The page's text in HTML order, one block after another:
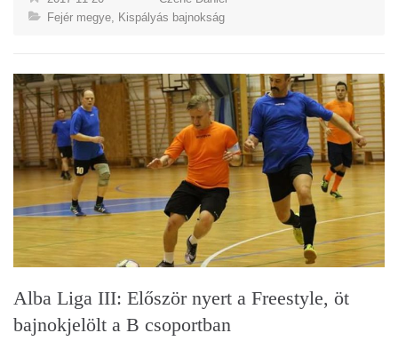
Fejér megye
Kispályás bajnokság
Alba Liga III: Először nyert a Freestyle, öt
bajnokjelölt a B csoportban